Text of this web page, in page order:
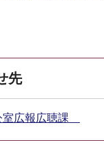
先
広報広聴課